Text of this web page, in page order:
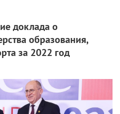
доклада о
образования,
за 2022 год